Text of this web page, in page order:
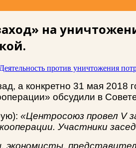
на
Деятельность против уничтожения
а конкретно 31 мая
обсудили в
«Центросоюз провел V
Участники
экономисты,